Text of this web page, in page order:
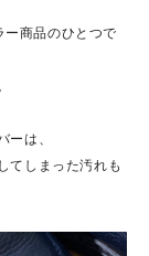
ー商品のひとつで
ーは、
てしまった汚れも